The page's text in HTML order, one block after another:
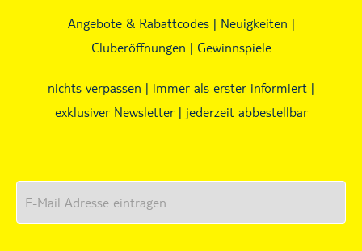
Angebote & Rabattcodes | Neuigkeiten |
Cluberöffnungen | Gewinnspiele
nichts verpassen | immer als erster informiert |
exklusiver Newsletter | jederzeit abbestellbar